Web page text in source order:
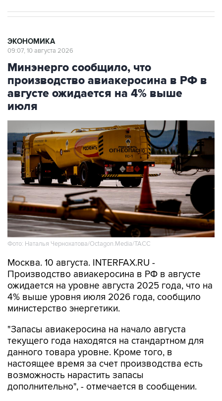
ЭКОНОМИКА
09:07, 10 августа 2026
Минэнерго сообщило, что
производство авиакеросина в РФ в
августе ожидается на 4% выше
июля
Фото: Наталья Чернохатова/Octagon.Media/ТАСС
Москва. 10 августа. INTERFAX.RU -
Производство авиакеросина в РФ в августе
ожидается на уровне августа 2025 года, что на
4% выше уровня июля 2026 года, сообщило
министерство энергетики.
"Запасы авиакеросина на начало августа
текущего года находятся на стандартном для
данного товара уровне. Кроме того, в
настоящее время за счет производства есть
возможность нарастить запасы
дополнительно", - отмечается в сообщении.